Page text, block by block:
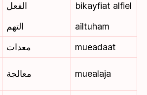
الفعل
bikayfiat alfiel
التهم
ailtuham
معدات
mueadaat
معالجة muealaja